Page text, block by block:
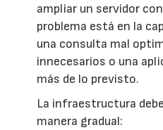
ampliar un servidor
problema está en la
una consulta mal
innecesarios o una
más de lo previsto.
La infraestructura
manera gradual: